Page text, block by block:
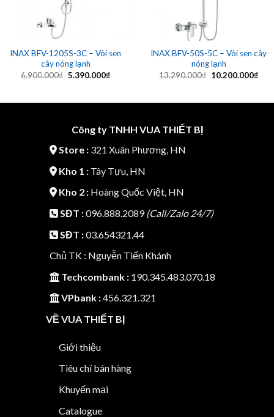
INAX BFV-1205S-3C – Vòi sen
cây nóng lạnh
6.900.000₫ Giá
5.390.000₫Giá
INAX BFV-50S-5C – Vòi sen cây
nóng lạnh
13.290.000₫ Giá
10.200.000₫Giá
Công ty TNHH VUA THIẾT BỊ
Store :321 Xuân Phương, HN
Kho 1 :Tây Tựu, HN
Kho 2 :Hoàng Quốc Việt, HN
SĐT :096.888.2089 (Call/Zalo 24/7)
SĐT :03.654321.44
Chủ TK : Nguyễn Tiến Khánh
Techcombank :190.345.483.070.18
VPbank :456.321.321
VỀ VUA THIẾT BỊ
Giới thiệu
Tiêu chí bán hàng
Khuyến mại
Catalogue